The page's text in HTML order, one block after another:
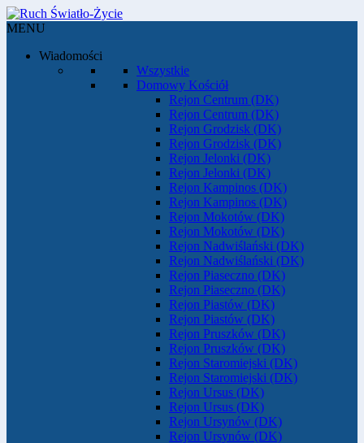
MENU
Wiadomości
Wszystkie
Domowy Kościół
Rejon Centrum (DK)
Rejon Centrum (DK)
Rejon Grodzisk (DK)
Rejon Grodzisk (DK)
Rejon Jelonki (DK)
Rejon Jelonki (DK)
Rejon Kampinos (DK)
Rejon Kampinos (DK)
Rejon Mokotów (DK)
Rejon Mokotów (DK)
Rejon Nadwiślański (DK)
Rejon Nadwiślański (DK)
Rejon Piaseczno (DK)
Rejon Piaseczno (DK)
Rejon Piastów (DK)
Rejon Piastów (DK)
Rejon Pruszków (DK)
Rejon Pruszków (DK)
Rejon Staromiejski (DK)
Rejon Staromiejski (DK)
Rejon Ursus (DK)
Rejon Ursus (DK)
Rejon Ursynów (DK)
Rejon Ursynów (DK)